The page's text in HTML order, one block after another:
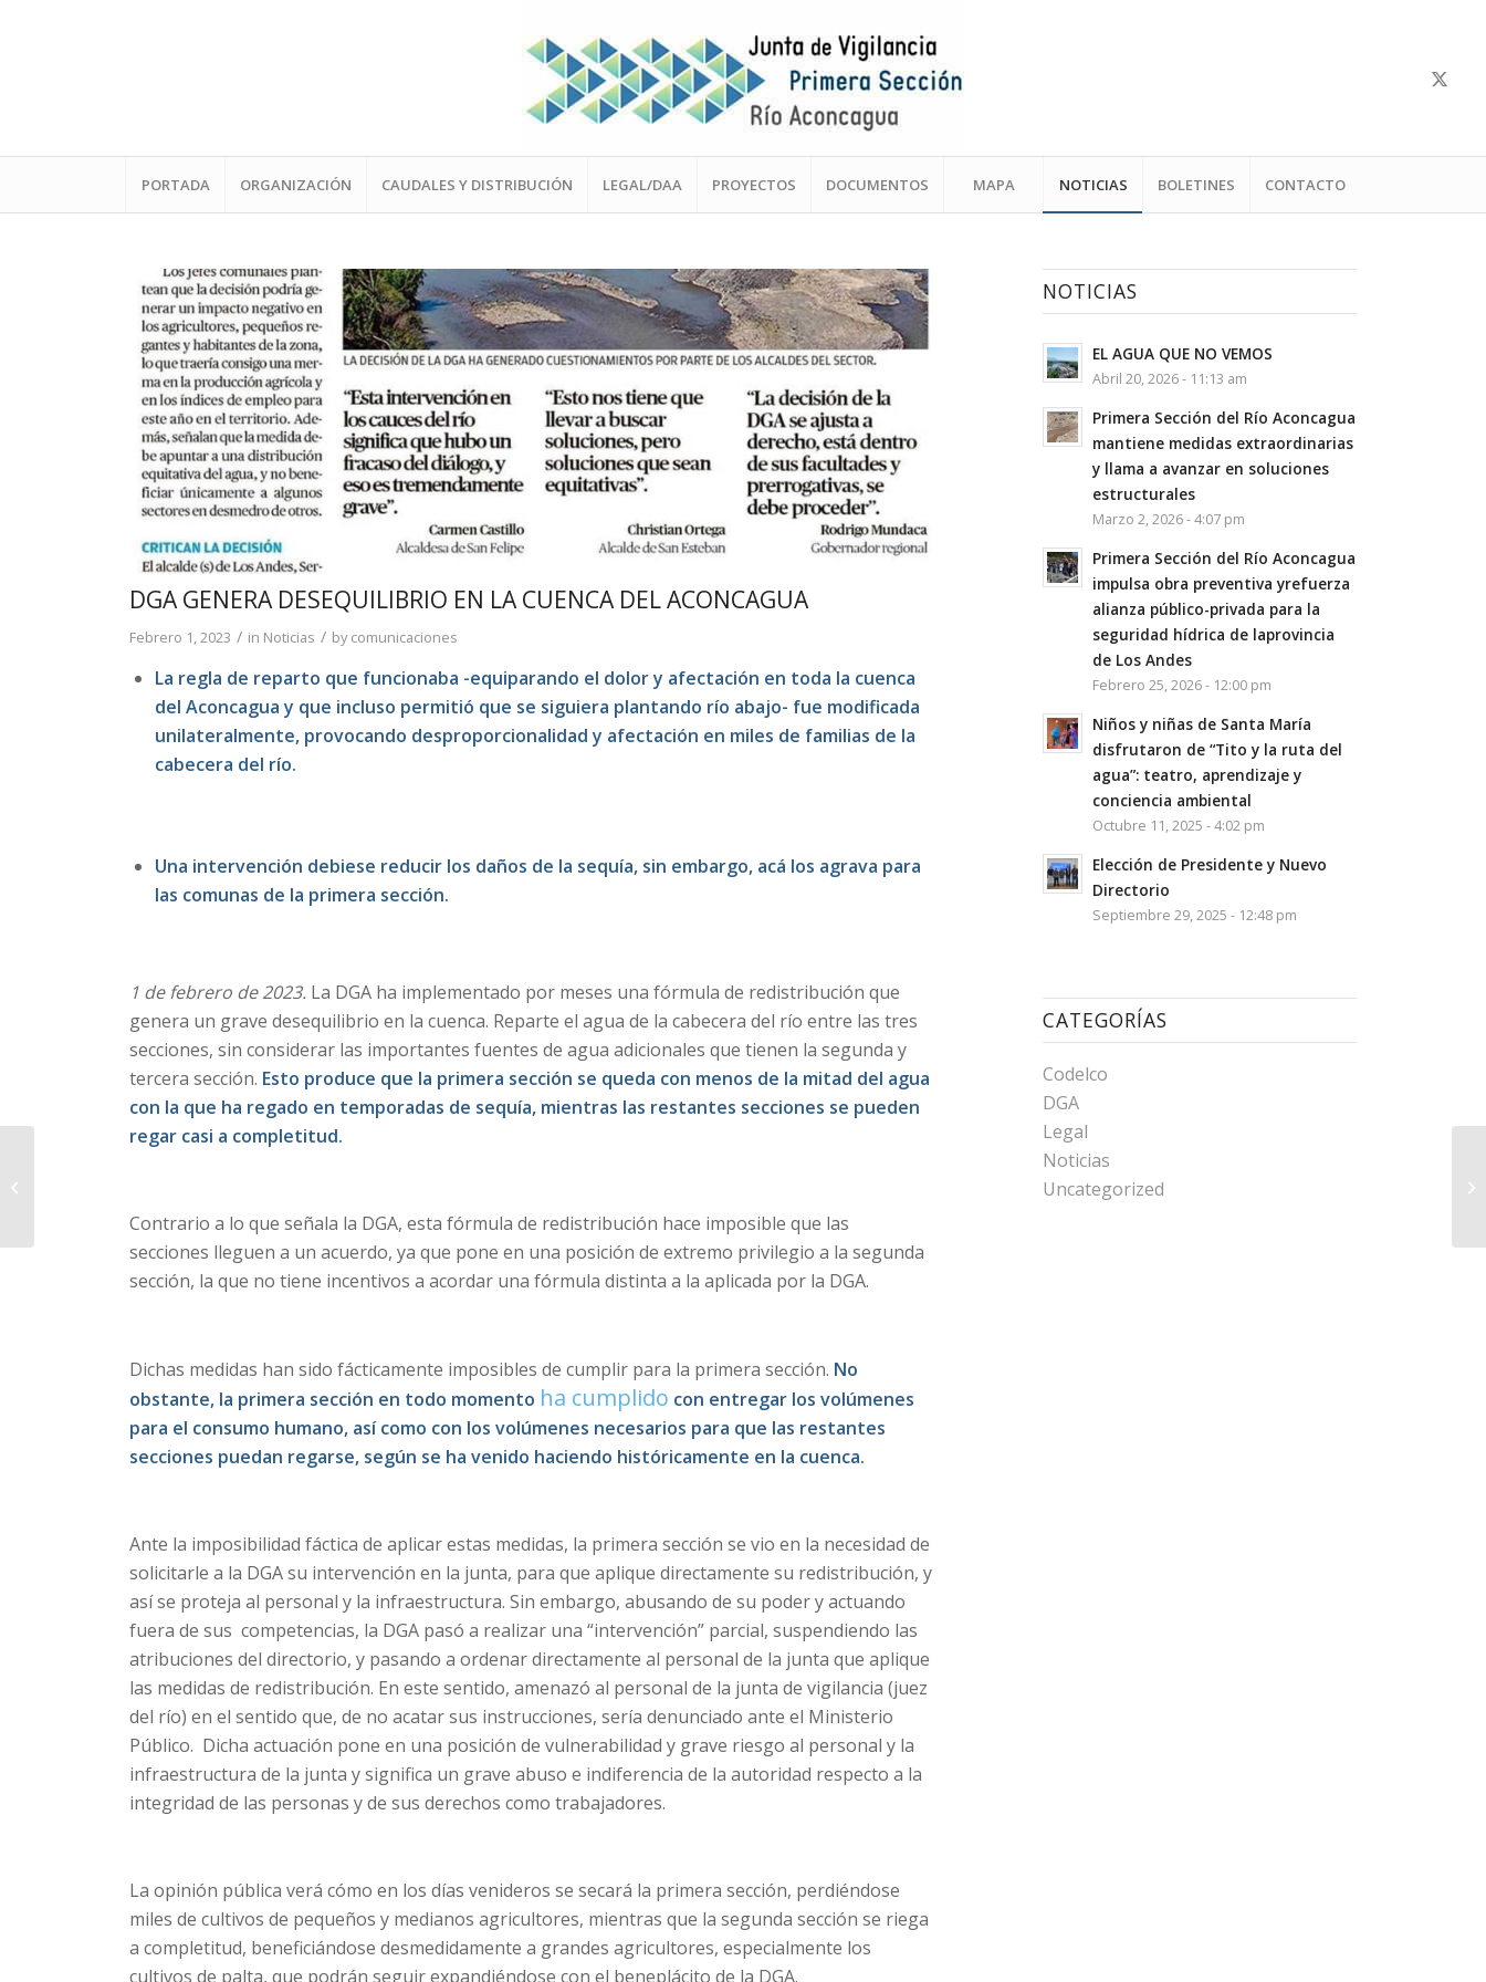
PORTADA ORGANIZACIÓN CAUDALES Y DISTRIBUCIÓN LEGAL/DAA PROYECTOS DOCUMENTOS MAPA NOTICIAS BOLETINES CONTACTO
DGA GENERA DESEQUILIBRIO EN LA CUENCA DEL ACONCAGUA
Febrero 1, 2023 / in Noticias / bycomunicaciones
La regla de reparto que funcionaba -equiparando el dolor y afectación en toda la cuenca
del Aconcagua y que incluso permitió que se siguiera plantando río abajo- fue modificada
unilateralmente, provocando desproporcionalidad y afectación en miles de familias de la
cabecera del río.
Una intervención debiese reducir los daños de la sequía, sin embargo, acá los agrava para
las comunas de la primera sección.
1 de febrero de 2023. La DGA ha implementado por meses una fórmula de redistribución que
genera un grave desequilibrio en la cuenca. Reparte el agua de la cabecera del río entre las tres
secciones, sin considerar las importantes fuentes de agua adicionales que tienen la segunda y
tercera sección. Esto produce que la primera sección se queda con menos de la mitad del agua
con la que ha regado en temporadas de sequía, mientras las restantes secciones se pueden
regar casi a completitud.
Contrario a lo que señala la DGA, esta fórmula de redistribución hace imposible que las
secciones lleguen a un acuerdo, ya que pone en una posición de extremo privilegio a la segunda
sección, la que no tiene incentivos a acordar una fórmula distinta a la aplicada por la DGA.
Dichas medidas han sido fácticamente imposibles de cumplir para la primera sección. No
obstante, la primera sección en todo momento ha cumplido con entregar los volúmenes
para el consumo humano, así como con los volúmenes necesarios para que las restantes
secciones puedan regarse, según se ha venido haciendo históricamente en la cuenca.
Ante la imposibilidad fáctica de aplicar estas medidas, la primera sección se vio en la necesidad de
solicitarle a la DGA su intervención en la junta, para que aplique directamente su redistribución, y
así se proteja al personal y la infraestructura. Sin embargo, abusando de su poder y actuando
fuera de sus competencias, la DGA pasó a realizar una “intervención” parcial, suspendiendo las
atribuciones del directorio, y pasando a ordenar directamente al personal de la junta que aplique
las medidas de redistribución. En este sentido, amenazó al personal de la junta de vigilancia (juez
del río) en el sentido que, de no acatar sus instrucciones, sería denunciado ante el Ministerio
Público. Dicha actuación pone en una posición de vulnerabilidad y grave riesgo al personal y la
infraestructura de la junta y significa un grave abuso e indiferencia de la autoridad respecto a la
integridad de las personas y de sus derechos como trabajadores.
La opinión pública verá cómo en los días venideros se secará la primera sección, perdiéndose
miles de cultivos de pequeños y medianos agricultores, mientras que la segunda sección se riega
a completitud, beneficiándose desmedidamente a grandes agricultores, especialmente los
cultivos de palta, que podrán seguir expandiéndose con el beneplácito de la DGA.
NOTICIAS
EL AGUA QUE NO VEMOS
Abril 20, 2026 - 11:13 am
Primera Sección del Río Aconcagua
mantiene medidas extraordinarias
y llama a avanzar en soluciones
estructurales
Marzo 2, 2026 - 4:07 pm
Primera Sección del Río Aconcagua
impulsa obra preventiva yrefuerza
alianza público-privada para la
seguridad hídrica de laprovincia
de Los Andes
Febrero 25, 2026 - 12:00 pm
Niños y niñas de Santa María
disfrutaron de “Tito y la ruta del
agua”: teatro, aprendizaje y
conciencia ambiental
Octubre 11, 2025 - 4:02 pm
Elección de Presidente y Nuevo
Directorio
Septiembre 29, 2025 - 12:48 pm
CATEGORÍAS
Codelco
DGA
Legal
Noticias
Uncategorized
MEDIDA DE LA DGA
DE DERECHOS DE LA
SEGUNDA SECCIÓN...